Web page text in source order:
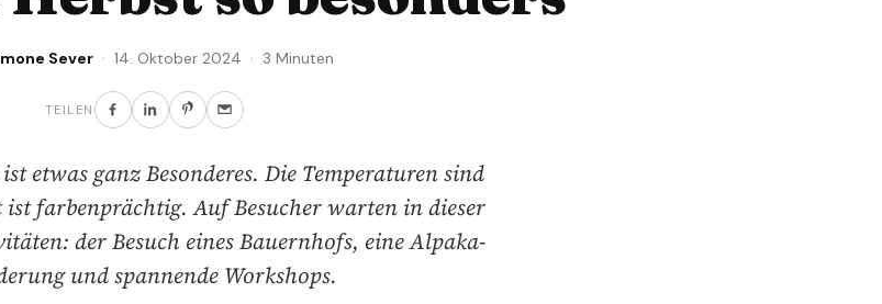
Sever · 14. Oktober 2024 · 3 Minuten
TEILEN
etwas ganz Besonderes. Die Temperaturen sind
farbenprächtig. Auf Besucher warten in dieser
der Besuch eines Bauernhofs, eine Alpaka-
und spannende Workshops.